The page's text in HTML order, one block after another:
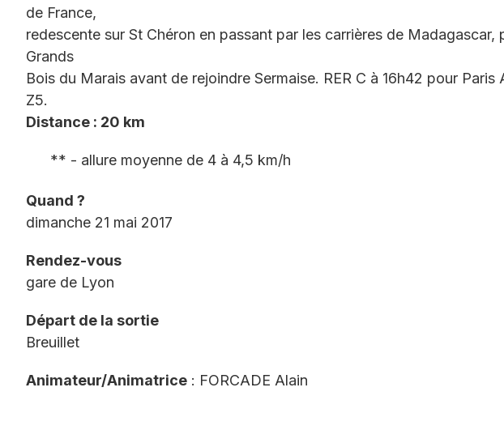
de France,
redescente sur St Chéron en passant par les carrières de Madagascar,
Grands
Bois du Marais avant de rejoindre Sermaise. RER C à 16h42 pour Paris
Z5.
Distance : 20 km
** - allure moyenne de 4 à 4,5 km/h
Quand ?
dimanche 21 mai 2017
Rendez-vous
gare de Lyon
Départ de la sortie
Breuillet
Animateur/Animatrice : FORCADE Alain